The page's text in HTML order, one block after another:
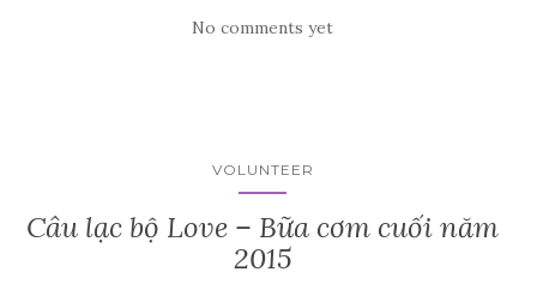
No comments yet
VOLUNTEER
Câu lạc bộ Love – Bữa cơm cuối năm
2015